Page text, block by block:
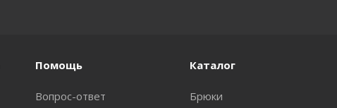
Помощь
Вопрос-ответ
Каталог
Брюки